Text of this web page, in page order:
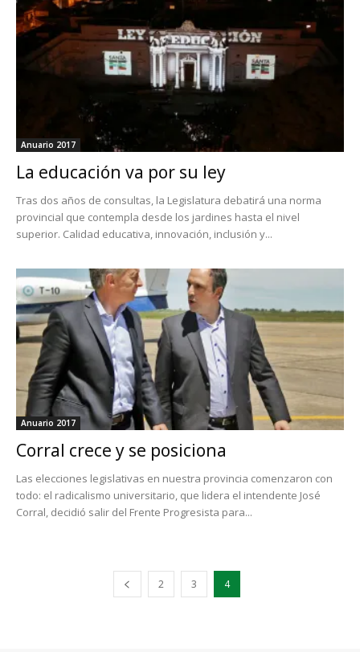
Anuario 2017
La educación va por su ley
Tras dos años de consultas, la Legislatura debatirá una norma
provincial que contempla desde los jardines hasta el nivel
superior. Calidad educativa, innovación, inclusión y...
Anuario 2017
Corral crece y se posiciona
Las elecciones legislativas en nuestra provincia comenzaron con
todo: el radicalismo universitario, que lidera el intendente José
Corral, decidió salir del Frente Progresista para...
2 3 4